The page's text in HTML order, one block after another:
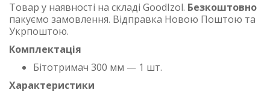
Товар у наявності на складі GoodIzol. Безкоштовно
пакуємо замовлення. Відправка Новою Поштою та
Укрпоштою.
Комплектація
Бітотримач 300 мм — 1 шт.
Характеристики